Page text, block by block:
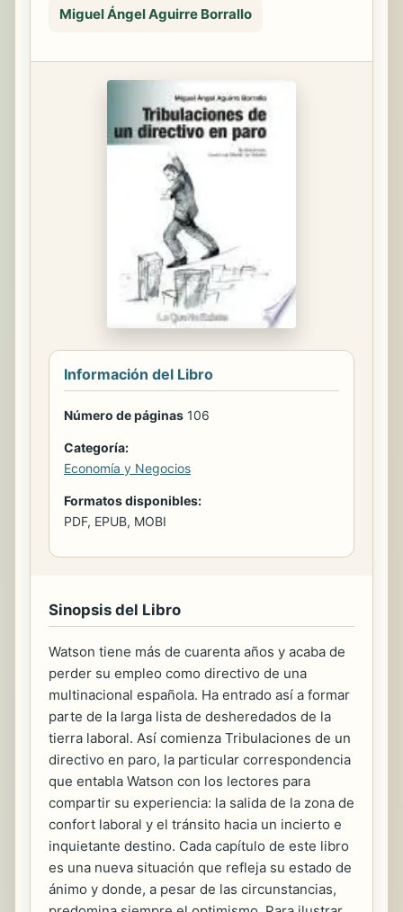
Miguel Ángel Aguirre Borrallo
Información del Libro
Número de páginas 106
Categoría:
Economía y Negocios
Formatos disponibles:
PDF, EPUB, MOBI
Sinopsis del Libro
Watson tiene más de cuarenta años y acaba de
perder su empleo como directivo de una
multinacional española. Ha entrado así a formar
parte de la larga lista de desheredados de la
tierra laboral. Así comienza Tribulaciones de un
directivo en paro, la particular correspondencia
que entabla Watson con los lectores para
compartir su experiencia: la salida de la zona de
confort laboral y el tránsito hacia un incierto e
inquietante destino. Cada capítulo de este libro
es una nueva situación que refleja su estado de
ánimo y donde, a pesar de las circunstancias,